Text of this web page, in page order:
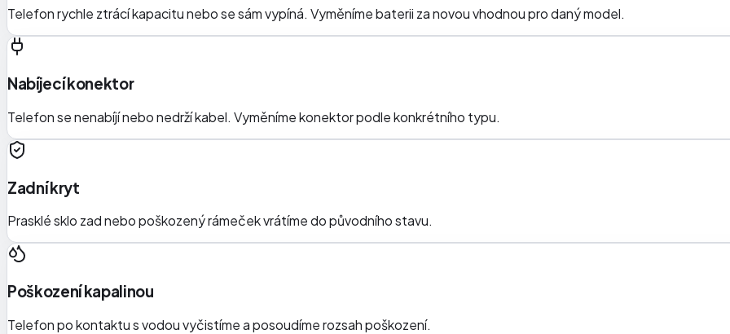
Telefon rychle ztrácí kapacitu nebo se sám vypíná. Vyměníme baterii za novou vhodnou pro daný model.
Nabíjecí konektor
Telefon se nenabíjí nebo nedrží kabel. Vyměníme konektor podle konkrétního typu.
Zadní kryt
Prasklé sklo zad nebo poškozený rámeček vrátíme do původního stavu.
Poškození kapalinou
Telefon po kontaktu s vodou vyčistíme a posoudíme rozsah poškození.